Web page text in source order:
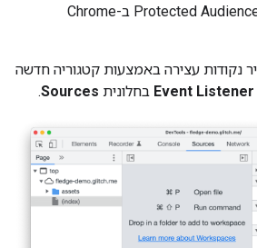
באגים ב-worklets של Protected Audience ב-Chrome
נקודות עצירה באמצעות קטגוריה חדשה
Event בחלונית Sources
.